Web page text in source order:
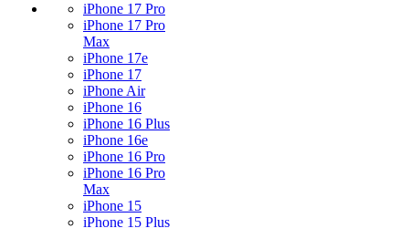
iPhone 17 Pro
iPhone 17 Pro
Max
iPhone 17e
iPhone 17
iPhone Air
iPhone 16
iPhone 16 Plus
iPhone 16e
iPhone 16 Pro
iPhone 16 Pro
Max
iPhone 15
iPhone 15 Plus